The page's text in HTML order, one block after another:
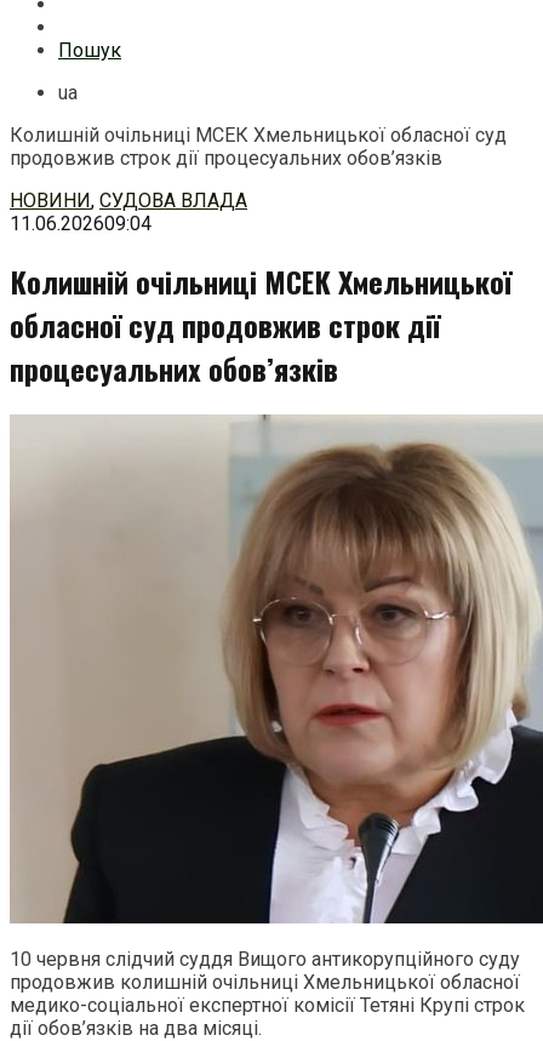
Пошук
ua
Колишній очільниці МСЕК Хмельницької обласної суд
продовжив строк дії процесуальних обов’язків
Перейти
до
НОВИНИ, СУДОВА ВЛАДА
11.06.202609:04
Колишній очільниці МСЕК Хмельницької
обласної суд продовжив строк дії
процесуальних обов’язків
10 червня слідчий суддя Вищого антикорупційного суду
продовжив колишній очільниці Хмельницької обласної
медико-соціальної експертної комісії Тетяні Крупі строк
дії обов’язків на два місяці.